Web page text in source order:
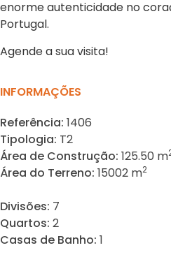
enorme autenticidade no
Portugal.
Agende a sua visita!
INFORMAÇÕES
Referência: 1406
Tipologia: T2
Área de Construção: 125.50 m
Área do Terreno: 15002 m2
Divisões: 7
Quartos: 2
Casas de Banho: 1